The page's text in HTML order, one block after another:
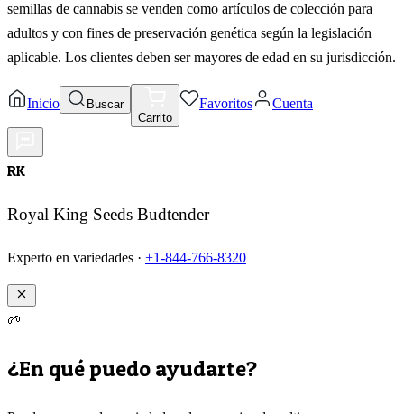
semillas de cannabis se venden como artículos de colección para
adultos y con fines de preservación genética según la legislación
aplicable. Los clientes deben ser mayores de edad en su jurisdicción.
Inicio
Buscar
Carrito
Favoritos Cuenta
RK
Royal King Seeds Budtender
Experto en variedades · +1-844-766-8320
🌱
¿En qué puedo ayudarte?